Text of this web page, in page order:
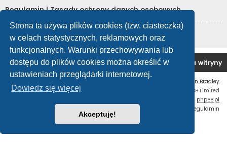
Strona ta używa plików cookies (tzw. ciasteczka)
w celach statystycznych, reklamowych oraz
funkcjonalnych. Warunki przechowywania lub
dostępu do plików cookies można określić w
ustawieniach przeglądarki internetowej.
Dowiedz się więcej
Akceptuję!
Regulamin|Zasady ochrony danych osobowych
Zarejestruj się
Forum OC PL Strona główna Usuń ciasteczka witryny
Ian Bradley
Technologię dostarcza
® Forum Software © phpBB Limited
phpBB.pl
Regulamin